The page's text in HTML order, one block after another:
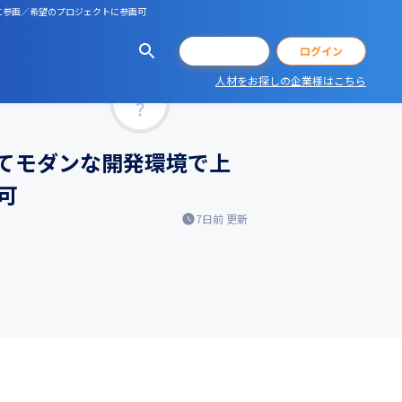
画／希望のプロジェクトに参画可
ログイン
人材をお探しの企業様はこちら
モダンな開発環境で上
7日前 更新